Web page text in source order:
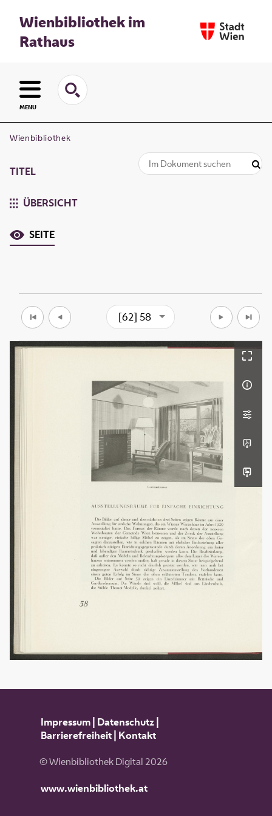
Wienbibliothek im
Rathaus
MENU
Wienbibliothek
TITEL
ÜBERSICHT
SEITE
[62] 58
Impressum| Datenschutz|
Barrierefreiheit| Kontakt
© Wienbibliothek Digital 2026
www.wienbibliothek.at